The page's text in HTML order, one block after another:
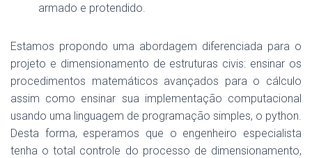
armado e protendido.
Estamos propondo uma abordagem diferenciada para o
projeto e dimensionamento de estruturas civis: ensinar os
procedimentos matemáticos avançados para o cálculo
assim como ensinar sua implementação computacional
usando uma linguagem de programação simples, o python.
Desta forma, esperamos que o engenheiro especialista
tenha o total controle do processo de dimensionamento,